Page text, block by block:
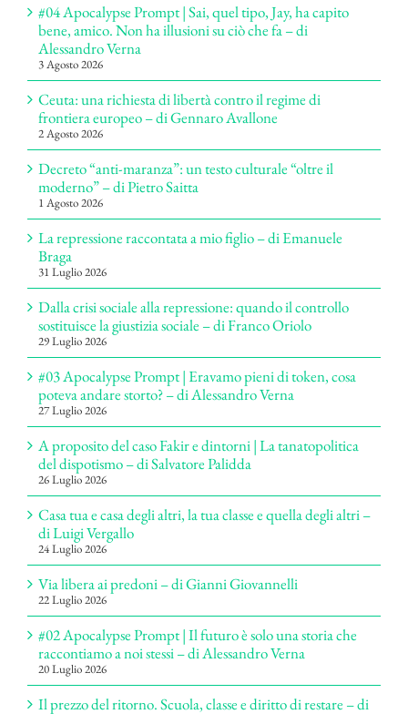
#04 Apocalypse Prompt | Sai, quel tipo, Jay, ha capito
bene, amico. Non ha illusioni su ciò che fa – di
Alessandro Verna
3 Agosto 2026
Ceuta: una richiesta di libertà contro il regime di
frontiera europeo – di Gennaro Avallone
2 Agosto 2026
Decreto “anti-maranza”: un testo culturale “oltre il
moderno” – di Pietro Saitta
1 Agosto 2026
La repressione raccontata a mio figlio – di Emanuele
Braga
31 Luglio 2026
Dalla crisi sociale alla repressione: quando il controllo
sostituisce la giustizia sociale – di Franco Oriolo
29 Luglio 2026
#03 Apocalypse Prompt | Eravamo pieni di token, cosa
poteva andare storto? – di Alessandro Verna
27 Luglio 2026
A proposito del caso Fakir e dintorni | La tanatopolitica
del dispotismo – di Salvatore Palidda
26 Luglio 2026
Casa tua e casa degli altri, la tua classe e quella degli altri –
di Luigi Vergallo
24 Luglio 2026
Via libera ai predoni – di Gianni Giovannelli
22 Luglio 2026
#02 Apocalypse Prompt | Il futuro è solo una storia che
raccontiamo a noi stessi – di Alessandro Verna
20 Luglio 2026
Il prezzo del ritorno. Scuola, classe e diritto di restare – di